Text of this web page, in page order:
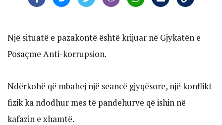
Një situatë e pazakontë është krijuar në Gjykatën e
Posaçme Anti-korrupsion.
Ndërkohë që mbahej një seancë gjyqësore, një konflikt
fizik ka ndodhur mes të pandehurve që ishin në
kafazin e xhamtë.